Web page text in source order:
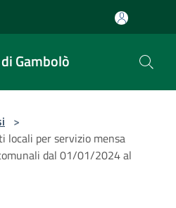
Gambolò
>
locali per servizio mensa
dal 01/01/2024 al